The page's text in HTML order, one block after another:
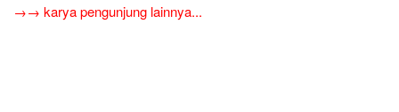
→→ karya pengunjung lainnya...